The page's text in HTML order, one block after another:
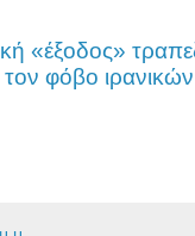
«έξοδος»
φόβο ιρανικών